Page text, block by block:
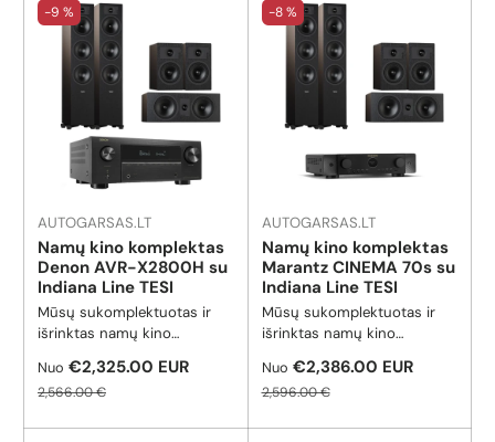
SOUNDBARAI SUBWOOFERIAI
KOLONĖLĖS
SURROUND
KOLONĖLĖS
GRINDINĖS
KOLONĖLĖS
LENTYNINĖS
KOLONĖLĖS
-9 %
AUTOGARSAS.LT
Namų kino komplektas
Denon AVR-X2800H su
Indiana Line TESI
Mūsų sukomplektuotas ir
išrinktas namų kino
X2800H su Indiana Line TESI
serijos kolonėlėmis.
Pardavimo kaina
Nuo €2,325.00 EUR
Reguliari kaina
2,566.00 €
-8 %
AUTOGARSAS.LT
Namų kino komplektas
Marantz CINEMA 70s su
Indiana Line TESI
Mūsų sukomplektuotas ir
išrinktas namų kino
70s su Indiana Line TESI
serijos kolonėlėmis.
Pardavimo kaina
Nuo €2,386.00 EUR
Reguliari kaina
2,596.00 €